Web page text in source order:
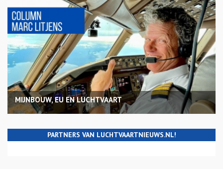
MIJNBOUW, EU EN LUCHTVAART
PARTNERS VAN LUCHTVAARTNIEUWS.NL!